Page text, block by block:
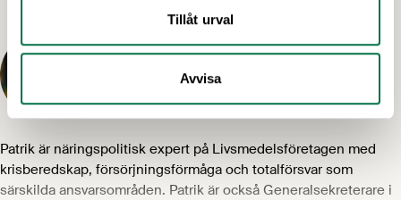
Tillåt urval
Avvisa
Patrik Strömer
Skicka e-post till Patrik
072-505 57 43
Patrik är näringspolitisk expert på Livsmedelsföretagen med
krisberedskap, försörjningsförmåga och totalförsvar som
särskilda ansvarsområden. Patrik är också Generalsekreterare i